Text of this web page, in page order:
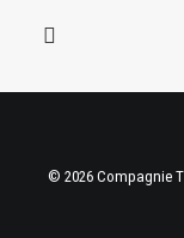
© 2026 Compagnie